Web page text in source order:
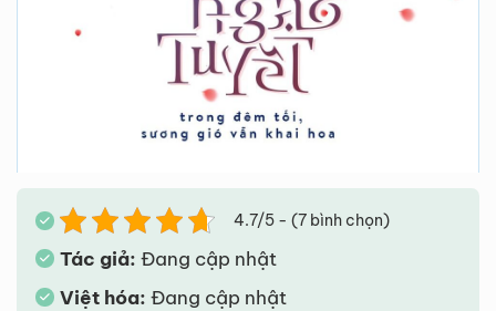
4.7/5 - (7 bình chọn)
Tác giả: Đang cập nhật
Việt hóa: Đang cập nhật